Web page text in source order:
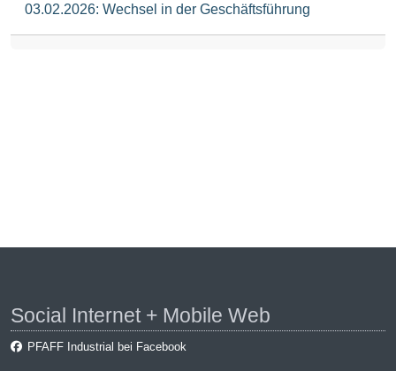
03.02.2026: Wechsel in der Geschäftsführung
Social Internet + Mobile Web
PFAFF Industrial bei Facebook